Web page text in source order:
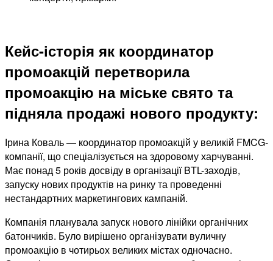
Кейс-історія як координатор
промоакцій перетворила
промоакцію на міське свято та
підняла продажі нового продукту:
Ірина Коваль — координатор промоакцій у великій FMCG-
компанії, що спеціалізується на здоровому харчуванні.
Має понад 5 років досвіду в організації BTL-заходів,
запуску нових продуктів на ринку та проведенні
нестандартних маркетингових кампаній.
Компанія планувала запуск нового лінійки органічних
батончиків. Було вирішено організувати вуличну
промоакцію в чотирьох великих містах одночасно.